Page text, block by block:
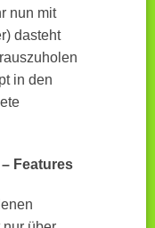
nun mit
dasteht
in den
Features